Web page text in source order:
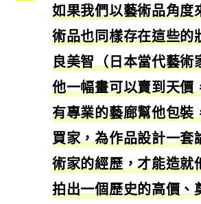
如果我們以藝術品角度
術品也同樣存在這些的
良美智（日本當代藝術
他一幅畫可以賣到天價
有專業的藝廊幫他包裝
買家，為作品設計一套
術家的經歷，才能造就
拍出一個歷史的高價、